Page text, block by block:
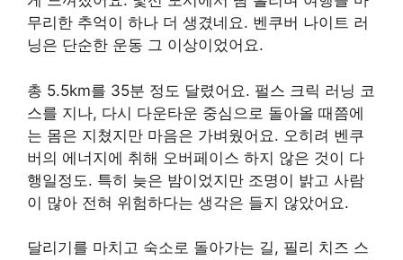
무리한 추억이 하나 더 생겼네요. 벤쿠버 나이트 러
닝은 단순한 운동 그 이상이었어요.
총 5.5km를 35분 정도 달렸어요. 펄스 크릭 러닝 코
스를 지나, 다시 다운타운 중심으로 돌아올 때쯤에
는 몸은 지쳤지만 마음은 가벼웠어요. 오히려 벤쿠
버의 에너지에 취해 오버페이스 하지 않은 것이 다
행일정도. 특히 늦은 밤이었지만 조명이 밝고 사람
이 많아 전혀 위험하다는 생각은 들지 않았어요.
달리기를 마치고 숙소로 돌아가는 길, 필리 치즈 스